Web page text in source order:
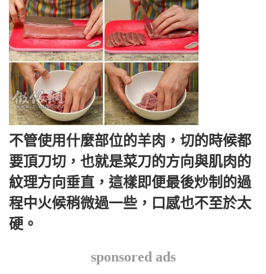
不管使用什麼部位的羊肉，切的時候都
要頂刀切，也就是菜刀的方向與肌肉的
紋理方向垂直，這樣即便最後炒制的過
程中火候稍微過一些，口感也不至於太
硬。
sponsored ads